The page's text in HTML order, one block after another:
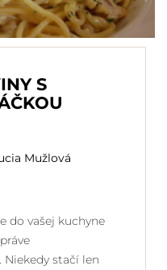
S
Mužlová
do vašej kuchyne
stačí len